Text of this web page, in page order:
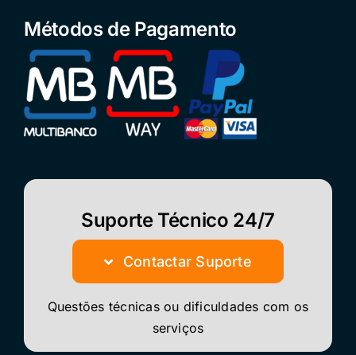
Métodos de Pagamento
Suporte Técnico 24/7
Contactar Suporte
Questões técnicas ou dificuldades com os
serviços